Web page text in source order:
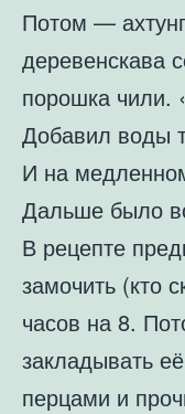
Потом —
деревенскава
порошка чили.
Добавил воды
И на
Дальше было
В рецепте
замочить (кто
часов на 8.
закладывать
перцами и